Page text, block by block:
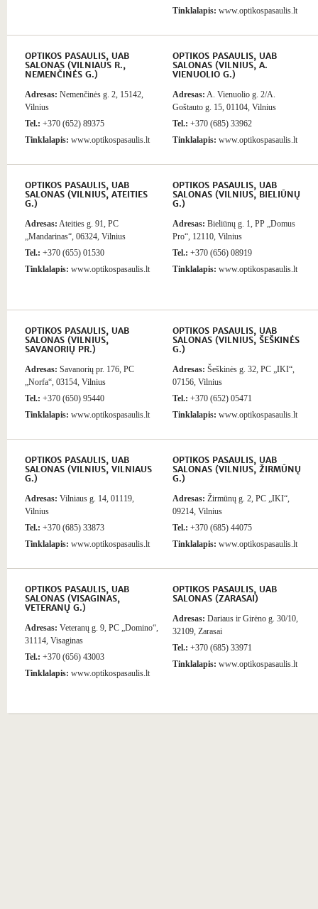
Tinklalapis: www.optikospasaulis.lt
OPTIKOS PASAULIS, UAB
SALONAS (VILNIAUS R.,
NEMENČINĖS G.)
Adresas: Nemenčinės g. 2, 15142,
Vilnius
Tel.: +370 (652) 89375
Tinklalapis: www.optikospasaulis.lt
OPTIKOS PASAULIS, UAB
SALONAS (VILNIUS, A.
VIENUOLIO G.)
Adresas: A. Vienuolio g. 2/A.
Goštauto g. 15, 01104, Vilnius
Tel.: +370 (685) 33962
Tinklalapis: www.optikospasaulis.lt
OPTIKOS PASAULIS, UAB
SALONAS (VILNIUS, ATEITIES
G.)
Adresas: Ateities g. 91, PC
„Mandarinas“, 06324, Vilnius
Tel.: +370 (655) 01530
Tinklalapis: www.optikospasaulis.lt
OPTIKOS PASAULIS, UAB
SALONAS (VILNIUS, BIELIŪNŲ
G.)
Adresas: Bieliūnų g. 1, PP „Domus
Pro“, 12110, Vilnius
Tel.: +370 (656) 08919
Tinklalapis: www.optikospasaulis.lt
OPTIKOS PASAULIS, UAB
SALONAS (VILNIUS,
SAVANORIŲ PR.)
Adresas: Savanorių pr. 176, PC
„Norfa“, 03154, Vilnius
Tel.: +370 (650) 95440
Tinklalapis: www.optikospasaulis.lt
OPTIKOS PASAULIS, UAB
SALONAS (VILNIUS, ŠEŠKINĖS
G.)
Adresas: Šeškinės g. 32, PC „IKI“,
07156, Vilnius
Tel.: +370 (652) 05471
Tinklalapis: www.optikospasaulis.lt
OPTIKOS PASAULIS, UAB
SALONAS (VILNIUS, VILNIAUS
G.)
Adresas: Vilniaus g. 14, 01119,
Vilnius
Tel.: +370 (685) 33873
Tinklalapis: www.optikospasaulis.lt
OPTIKOS PASAULIS, UAB
SALONAS (VILNIUS, ŽIRMŪNŲ
G.)
Adresas: Žirmūnų g. 2, PC „IKI“,
09214, Vilnius
Tel.: +370 (685) 44075
Tinklalapis: www.optikospasaulis.lt
OPTIKOS PASAULIS, UAB
SALONAS (VISAGINAS,
VETERANŲ G.)
Adresas: Veteranų g. 9, PC „Domino“,
31114, Visaginas
Tel.: +370 (656) 43003
Tinklalapis: www.optikospasaulis.lt
OPTIKOS PASAULIS, UAB
SALONAS (ZARASAI)
Adresas: Dariaus ir Girėno g. 30/10,
32109, Zarasai
Tel.: +370 (685) 33971
Tinklalapis: www.optikospasaulis.lt